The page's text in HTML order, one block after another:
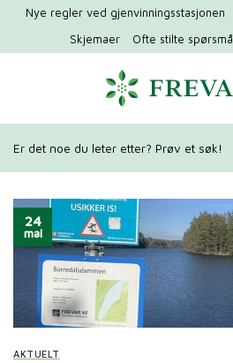
Hopp
innhold
Nye regler ved gjenvinningsstasjonen
Skjemaer
Ofte stilte spørsmål
Er det noe du leter etter? Prøv et søk!
24
mai
AKTUELT